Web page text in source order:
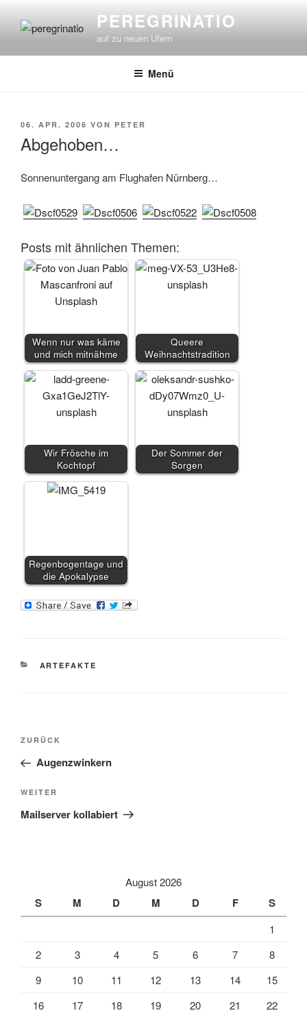
Inhalt
PEREGRINATIO
auf zu neuen Ufern
Menü
VERÖFFENTLICHT
06. APR. 2006 VON PETER
Abgehoben…
Sonnenuntergang am Flughafen Nürnberg…
Posts mit ähnlichen Themen:
Wenn nur was käme
und mich mitnähme
Queere
Weihnachtstradition
Wir Frösche im
Kochtopf
Der Sommer der
Sorgen
Regenbogentage und
die Apokalypse
KATEGORIEN
ARTEFAKTE
Beitragsnavigation
Vorheriger
Beitrag
ZURÜCK
Augenzwinkern
Nächster
Beitrag
WEITER
Mailserver kollabiert
August 2026
S M D M D F S
1
2
3 4 5 6 7
8
9
10 11 12 13 14
15
16
17 18 19 20 21
22